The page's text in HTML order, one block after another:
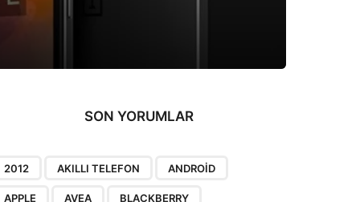
SON YORUMLAR
2012 AKILLI TELEFON ANDROID
APPLE AVEA BLACKBERRY